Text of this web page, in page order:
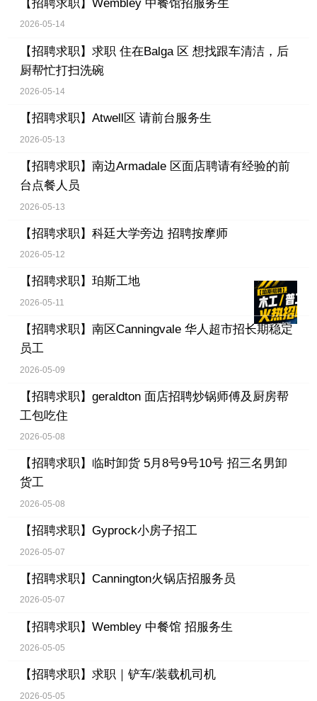
【招聘求职】 Wembley 中餐馆招服务生
2026-05-14
【招聘求职】 求职 住在Balga 区 想找跟车清洁，后
厨帮忙打扫洗碗
2026-05-14
【招聘求职】 Atwell区 请前台服务生
2026-05-13
【招聘求职】 南边Armadale 区面店聘请有经验的前
台点餐人员
2026-05-13
【招聘求职】 科廷大学旁边 招聘按摩师
2026-05-12
【招聘求职】 珀斯工地
2026-05-11
【招聘求职】 南区Canningvale 华人超市招长期稳定
员工
2026-05-09
【招聘求职】 geraldton 面店招聘炒锅师傅及厨房帮
工包吃住
2026-05-08
【招聘求职】 临时卸货 5月8号9号10号 招三名男卸
货工
2026-05-08
【招聘求职】 Gyprock小房子招工
2026-05-07
【招聘求职】 Cannington火锅店招服务员
2026-05-07
【招聘求职】 Wembley 中餐馆 招服务生
2026-05-05
【招聘求职】 求职｜铲车/装载机司机
2026-05-05